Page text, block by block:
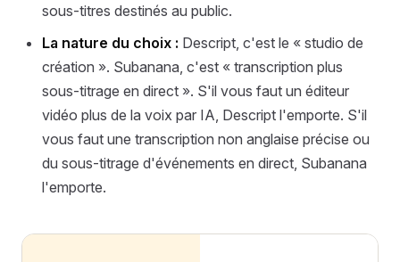
sous-titres destinés au public.
La nature du choix : Descript, c'est le « studio de
création ». Subanana, c'est « transcription plus
sous-titrage en direct ». S'il vous faut un éditeur
vidéo plus de la voix par IA, Descript l'emporte. S'il
vous faut une transcription non anglaise précise ou
du sous-titrage d'événements en direct, Subanana
l'emporte.